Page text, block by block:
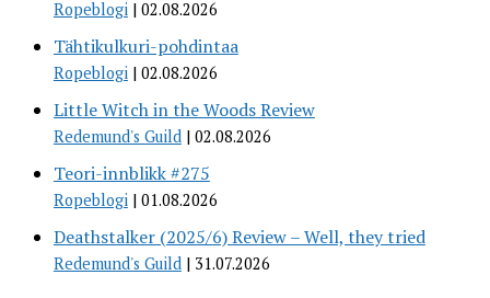
Ropeblogi 02.08.2026
Tähtikulkuri-pohdintaa
Ropeblogi 02.08.2026
Little Witch in the Woods Review
Redemund's Guild 02.08.2026
Teori-innblikk #275
Ropeblogi 01.08.2026
Deathstalker (2025/6) Review – Well, they tried
Redemund's Guild 31.07.2026